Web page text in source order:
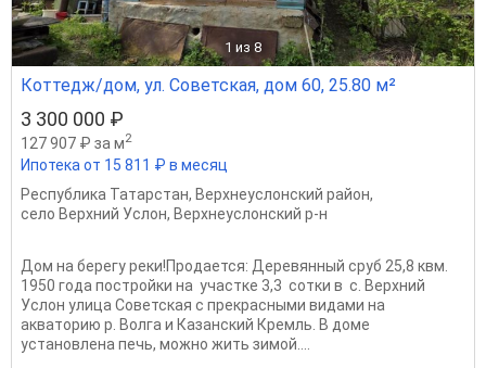
1 из 8
Коттедж/дом, ул. Советская, дом 60, 25.80 м²
3 300 000 ₽
127 907 ₽ за м2
Ипотека от 15 811 ₽ в месяц
Республика Татарстан, Верхнеуслонский район,
село Верхний Услон, Верхнеуслонский р-н
Дом на берегу реки!Продается: Деревянный сруб 25,8 квм.
1950 года постройки на участке 3,3 сотки в с. Верхний
Услон улица Советская с прекрасными видами на
акваторию р. Волга и Казанский Кремль. В доме
установлена печь, можно жить зимой....